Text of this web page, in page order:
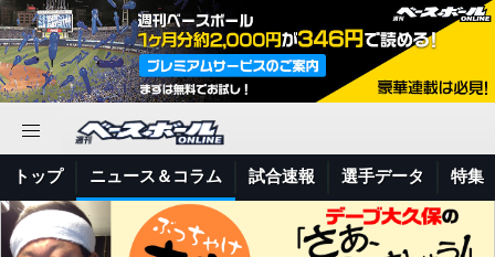
トップ ニュース＆コラム 試合速報 選手データ 特集